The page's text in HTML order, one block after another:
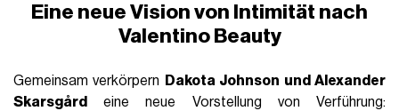
Eine neue Vision von Intimität nach
Valentino Beauty
Gemeinsam verkörpern
Dakota Johnson und Alexander
Skarsgård
eine neue Vorstellung von Verführung: